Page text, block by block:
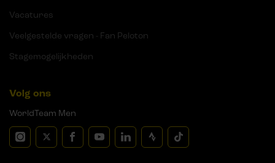
Vacatures
Veelgestelde vragen - Fan Peloton
Stagemogelijkheden
Volg ons
WorldTeam Men